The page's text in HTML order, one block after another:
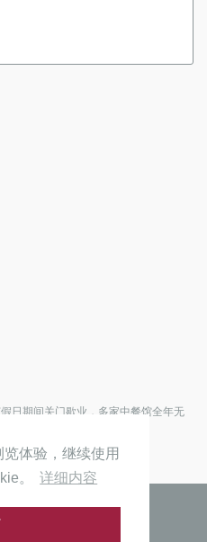
体验，继续使用
。
详细内容
日期间关门歇业，多家中餐馆全年无
Center, 版权所有